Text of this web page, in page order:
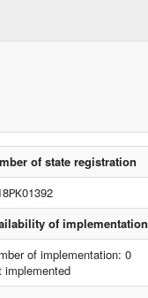
of state registration
of implementation
of implementation: 0
implemented